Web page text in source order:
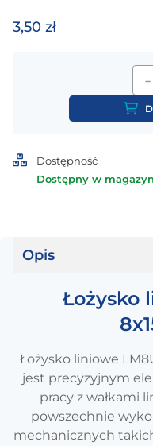
3,50 zł
-
ilość
Dostępność
Dostępny w
Opis
Łożysko
Łożysko liniowe
jest precyzyjnym
pracy z wałkami
powszechnie
mechanicznych